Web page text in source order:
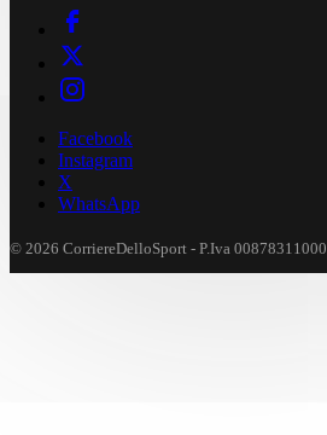
Facebook
Instagram
X
WhatsApp
© 2026 CorriereDelloSport - P.Iva 00878311000